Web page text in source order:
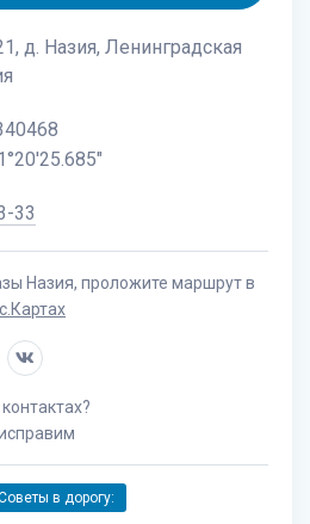
д. Назия, Ленинградская
33
Назия, проложите маршрут в
в дорогу: